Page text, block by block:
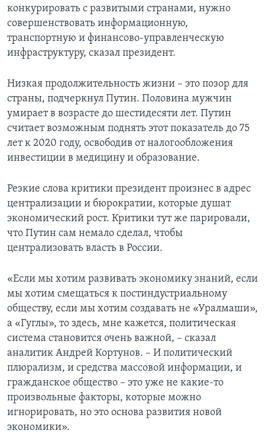
конкурировать с развитыми странами, нужно
совершенствовать информационную,
транспортную и финансово-управленческую
инфраструктуру, сказал президент.
Низкая продолжительность жизни – это позор для
страны, подчеркнул Путин. Половина мужчин
умирает в возрасте до шестидесяти лет. Путин
считает возможным поднять этот показатель до 75
лет к 2020 году, освободив от налогообложения
инвестиции в медицину и образование.
Резкие слова критики президент произнес в адрес
централизации и бюрократии, которые душат
экономический рост. Критики тут же парировали,
что Путин сам немало сделал, чтобы
централизовать власть в России.
«Если мы хотим развивать экономику знаний, если
мы хотим смещаться к постиндустриальному
обществу, если мы хотим создавать не «Уралмаши»,
а «Гуглы», то здесь, мне кажется, политическая
система становится очень важной, – сказал
аналитик Андрей Кортунов. – И политический
плюрализм, и средства массовой информации, и
гражданское общество – это уже не какие-то
произвольные факторы, которые можно
игнорировать, но это основа развития новой
экономики».